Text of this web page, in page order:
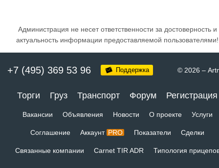
Администрация не несет ответственности за достоверность и
актуальность информации предоставляемой пользователями!
+7 (495) 369 53 96 Поддержка © 2026 –
Торги Груз Транспорт Форум Регистрация
Вакансии Объявления Новости О проекте Услуги
Соглашение Аккаунт PRO Показатели Сделки
Связанные компании Carnet TIR ADR Типология